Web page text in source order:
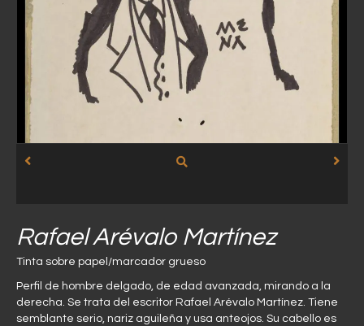
Rafael Arévalo Martínez
Tinta sobre papel/marcador grueso
Perfil de hombre delgado, de edad avanzada, mirando a la
derecha. Se trata del escritor Rafael Arévalo Martínez. Tiene
semblante serio, nariz aguileña y usa anteojos. Su cabello es